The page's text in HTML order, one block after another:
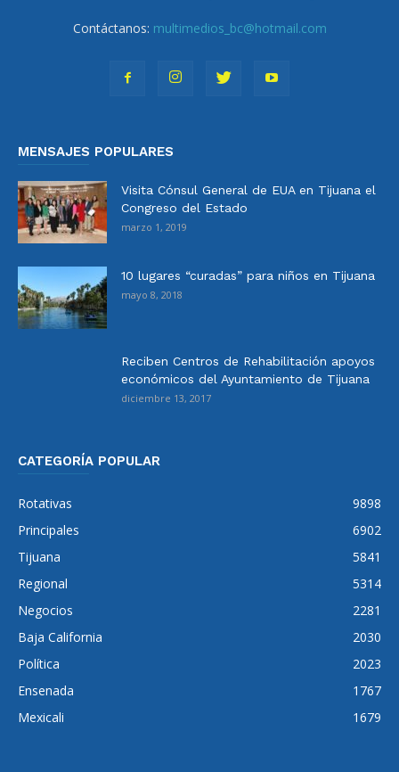
Contáctanos: multimedios_bc@hotmail.com
MENSAJES POPULARES
Visita Cónsul General de EUA en Tijuana el
Congreso del Estado
marzo 1, 2019
10 lugares “curadas” para niños en Tijuana
mayo 8, 2018
Reciben Centros de Rehabilitación apoyos
económicos del Ayuntamiento de Tijuana
diciembre 13, 2017
CATEGORÍA POPULAR
Rotativas
9898
Principales
6902
Tijuana
5841
Regional
5314
Negocios
2281
Baja California
2030
Política
2023
Ensenada
1767
Mexicali
1679